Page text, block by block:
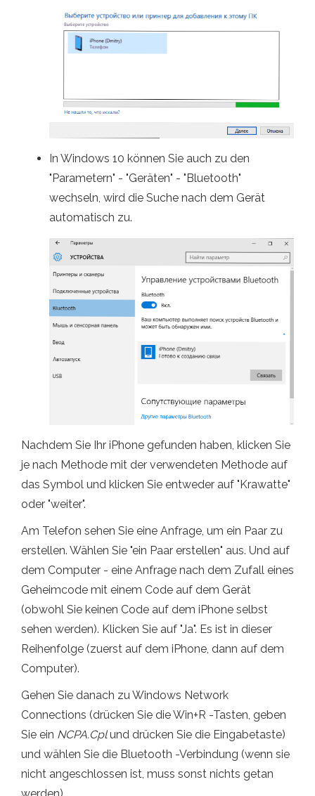
In Windows 10 können Sie auch zu den
"Parametern" - "Geräten" - "Bluetooth"
wechseln, wird die Suche nach dem Gerät
automatisch zu.
Nachdem Sie Ihr iPhone gefunden haben, klicken Sie
je nach Methode mit der verwendeten Methode auf
das Symbol und klicken Sie entweder auf "Krawatte"
oder "weiter".
Am Telefon sehen Sie eine Anfrage, um ein Paar zu
erstellen. Wählen Sie "ein Paar erstellen" aus. Und auf
dem Computer - eine Anfrage nach dem Zufall eines
Geheimcode mit einem Code auf dem Gerät
(obwohl Sie keinen Code auf dem iPhone selbst
sehen werden). Klicken Sie auf "Ja". Es ist in dieser
Reihenfolge (zuerst auf dem iPhone, dann auf dem
Computer).
Gehen Sie danach zu Windows Network
Connections (drücken Sie die Win+R -Tasten, geben
Sie ein NCPA.Cplund drücken Sie die Eingabetaste)
und wählen Sie die Bluetooth -Verbindung (wenn sie
nicht angeschlossen ist, muss sonst nichts getan